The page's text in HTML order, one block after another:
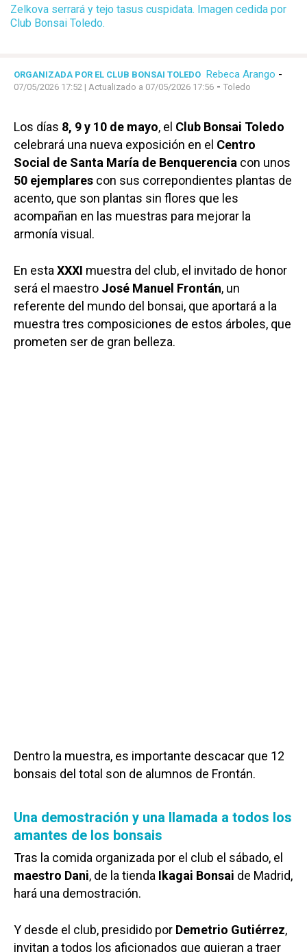
Zelkova serrará y tejo tasus cuspidata. Imagen cedida por
Club Bonsai Toledo.
ORGANIZADA POR EL CLUB BONSAI TOLEDO Rebeca Arango -
07/05/2026 17:52 | Actualizado a 07/05/2026 17:56 - Toledo
Los días 8, 9 y 10 de mayo, el Club Bonsai Toledo
celebrará una nueva exposición en el Centro
Social de Santa María de Benquerencia con unos
50 ejemplares con sus correpondientes plantas de
acento, que son plantas sin flores que les
acompañan en las muestras para mejorar la
armonía visual.
En esta XXXI muestra del club, el invitado de honor
será el maestro José Manuel Frontán, un
referente del mundo del bonsai, que aportará a la
muestra tres composiciones de estos árboles, que
prometen ser de gran belleza.
Dentro la muestra, es importante descacar que 12
bonsais del total son de alumnos de Frontán.
Una demostración y una llamada a todos los
amantes de los bonsais
Tras la comida organizada por el club el sábado, el
maestro Dani, de la tienda Ikagai Bonsai de Madrid,
hará una demostración.
Y desde el club, presidido por Demetrio Gutiérrez,
invitan a todos los aficionados que quieran a traer